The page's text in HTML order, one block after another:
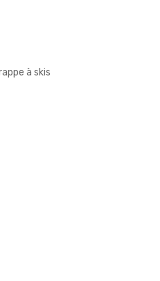
à skis